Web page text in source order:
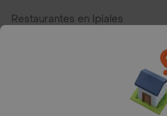
Restaurantes en Ipiales
Top Marcas y Cadenas de
Restaurantes cerca de mi